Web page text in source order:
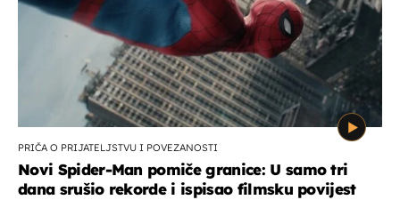
PRIČA O PRIJATELJSTVU I POVEZANOSTI
Novi Spider-Man pomiče granice: U samo tri
dana srušio rekorde i ispisao filmsku povijest